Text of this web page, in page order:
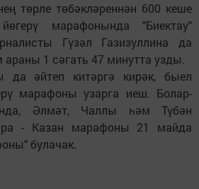
төрле төбәкләреннән 600 кеше
марафонында "Биектау"
Гүзәл Газизуллина да
1 сәгать 47 минутта узды.
да әйтеп китәргә кирәк, быел
марафоны узарга иеш. Болар-
Әлмәт, Чаллы һәм Түбән
- Казан марафоны 21 майда
булачак.